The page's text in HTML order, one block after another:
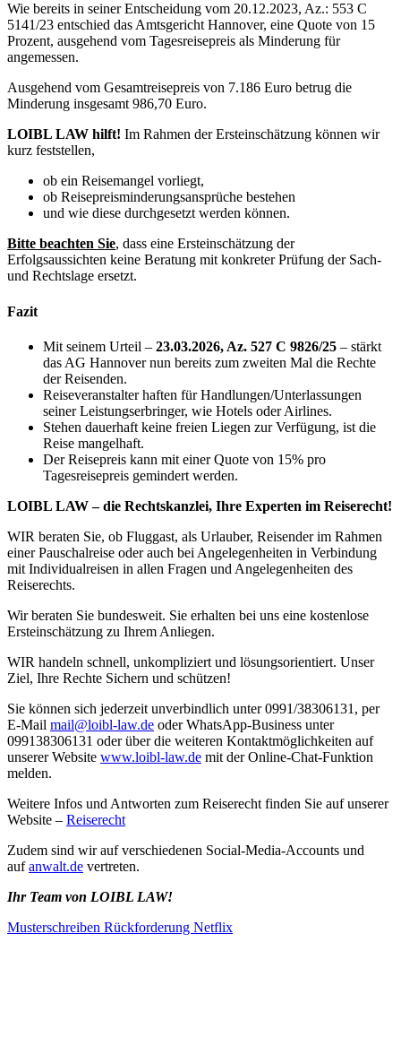
Wie bereits in seiner Entscheidung vom 20.12.2023, Az.: 553 C
5141/23 entschied das Amtsgericht Hannover, eine Quote von 15
Prozent, ausgehend vom Tagesreisepreis als Minderung für
angemessen.
Ausgehend vom Gesamtreisepreis von 7.186 Euro betrug die
Minderung insgesamt 986,70 Euro.
LOIBL LAW hilft! Im Rahmen der Ersteinschätzung können wir
kurz feststellen,
ob ein Reisemangel vorliegt,
ob Reisepreisminderungsansprüche bestehen
und wie diese durchgesetzt werden können.
Bitte beachten Sie, dass eine Ersteinschätzung der
Erfolgsaussichten keine Beratung mit konkreter Prüfung der Sach-
und Rechtslage ersetzt.
Fazit
Mit seinem Urteil – 23.03.2026, Az. 527 C 9826/25 – stärkt
das AG Hannover nun bereits zum zweiten Mal die Rechte
der Reisenden.
Reiseveranstalter haften für Handlungen/Unterlassungen
seiner Leistungserbringer, wie Hotels oder Airlines.
Stehen dauerhaft keine freien Liegen zur Verfügung, ist die
Reise mangelhaft.
Der Reisepreis kann mit einer Quote von 15% pro
Tagesreisepreis gemindert werden.
LOIBL LAW – die Rechtskanzlei, Ihre Experten im Reiserecht!
WIR beraten Sie, ob Fluggast, als Urlauber, Reisender im Rahmen
einer Pauschalreise oder auch bei Angelegenheiten in Verbindung
mit Individualreisen in allen Fragen und Angelegenheiten des
Reiserechts.
Wir beraten Sie bundesweit. Sie erhalten bei uns eine kostenlose
Ersteinschätzung zu Ihrem Anliegen.
WIR handeln schnell, unkompliziert und lösungsorientiert. Unser
Ziel, Ihre Rechte Sichern und schützen!
Sie können sich jederzeit unverbindlich unter 0991/38306131, per
E-Mail mail@loibl-law.de oder WhatsApp-Business unter
099138306131 oder über die weiteren Kontaktmöglichkeiten auf
unserer Website www.loibl-law.de mit der Online-Chat-Funktion
melden.
Weitere Infos und Antworten zum Reiserecht finden Sie auf unserer
Website – Reiserecht
Zudem sind wir auf verschiedenen Social-Media-Accounts und
aufanwalt.de vertreten.
Ihr Team von LOIBL LAW!
Musterschreiben Rückforderung Netflix